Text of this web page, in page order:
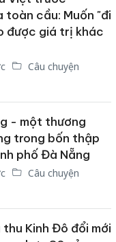
toàn cầu: Muốn "đi
được giá trị khác
Câu chuyện
- một thương
trong bốn thập
phố Đà Nẵng
Câu chuyện
thu Kinh Đô đổi mới